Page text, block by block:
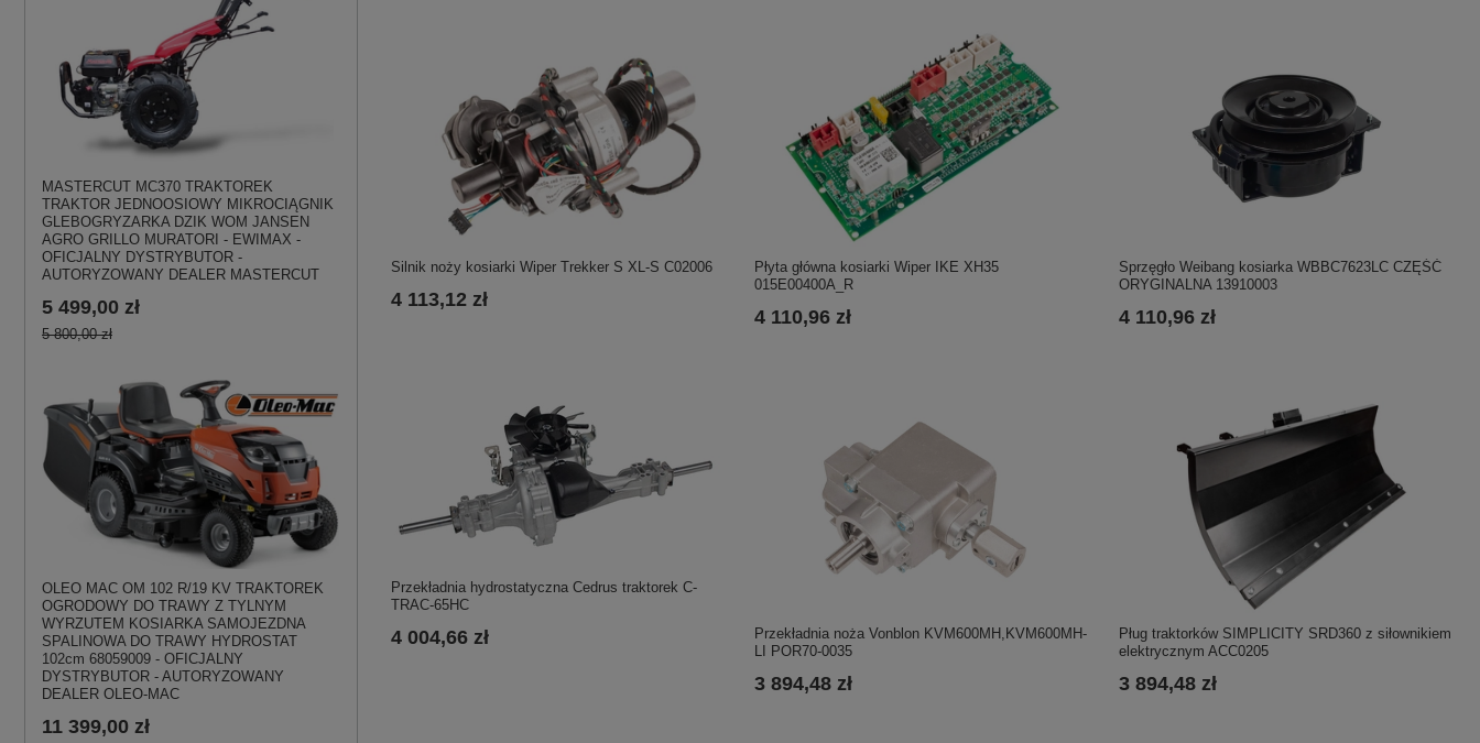
MASTERCUT MC370 TRAKTOREK
TRAKTOR JEDNOOSIOWY MIKROCIĄGNIK
GLEBOGRYZARKA DZIK WOM JANSEN
AGRO GRILLO MURATORI - EWIMAX -
OFICJALNY DYSTRYBUTOR -
AUTORYZOWANY DEALER MASTERCUT
5 499,00 zł
5 800,00 zł
OLEO MAC OM 102 R/19 KV TRAKTOREK
OGRODOWY DO TRAWY Z TYLNYM
WYRZUTEM KOSIARKA SAMOJEZDNA
SPALINOWA DO TRAWY HYDROSTAT
102cm 68059009 - OFICJALNY
DYSTRYBUTOR - AUTORYZOWANY
DEALER OLEO-MAC
11 399,00 zł
Silnik noży kosiarki Wiper Trekker S XL-S C02006
4 113,12 zł
Płyta główna kosiarki Wiper IKE XH35
015E00400A_R
4 110,96 zł
Sprzęgło Weibang kosiarka WBBC7623LC CZĘŚĆ
ORYGINALNA 13910003
4 110,96 zł
Przekładnia hydrostatyczna Cedrus traktorek C-
TRAC-65HC
4 004,66 zł
Przekładnia noża Vonblon KVM600MH,KVM600MH-
LI POR70-0035
3 894,48 zł
Pług traktorków SIMPLICITY SRD360 z siłownikiem
elektrycznym ACC0205
3 894,48 zł